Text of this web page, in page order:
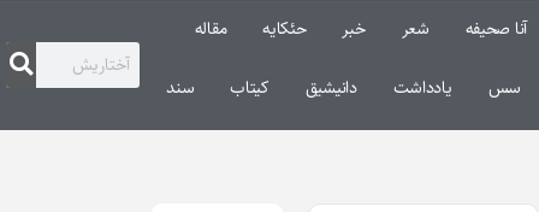
آنا صحیفه شعر خبر حئکایه مقاله‌
سس یادداشت دانیشیق کیتاب سند